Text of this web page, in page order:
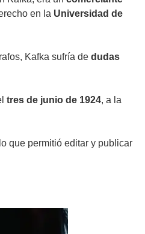
en la Universidad de
Kafka sufría de dudas
tres de junio de 1924, a la
que permitió editar y publicar